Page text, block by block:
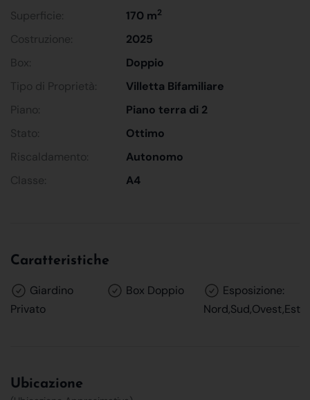
Superficie:
170 m2
Costruzione:
2025
Box:
Doppio
Tipo di Proprietà:
Villetta Bifamiliare
Piano:
Piano terra di 2
Stato:
Ottimo
Riscaldamento:
Autonomo
Classe:
A4
Caratteristiche
Giardino
Privato
Box Doppio
Esposizione:
Nord,Sud,Ovest,Est
Ubicazione